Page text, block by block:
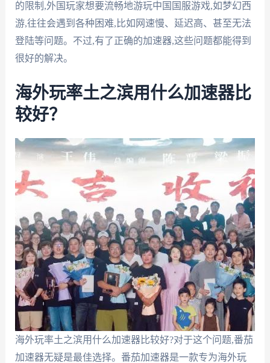
的限制,外国玩家想要流畅地游玩中国国服游戏,如梦幻西
游,往往会遇到各种困难,比如网速慢、延迟高、甚至无法
登陆等问题。不过,有了正确的加速器,这些问题都能得到
很好的解决。
海外玩率土之滨用什么加速器比
较好？
海外玩率土之滨用什么加速器比较好?对于这个问题,番茄
加速器无疑是最佳选择。番茄加速器是一款专为海外玩